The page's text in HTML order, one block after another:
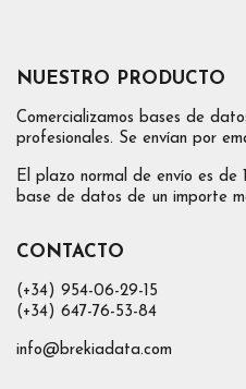
NUESTRO PRODUCTO
Comercializamos bases de
profesionales. Se envían por
El plazo normal de envío es de
base de datos de un importe
CONTACTO
(+34) 954-06-29-15
(+34) 647-76-53-84
info@brekiadata.com